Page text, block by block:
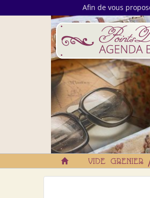
Afin de vous
VIDE GRENIER